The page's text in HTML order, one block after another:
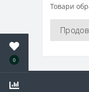
0
Товари